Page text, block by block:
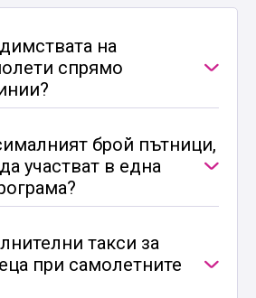
на
спрямо
брой пътници,
участват в една
такси за
при самолетните